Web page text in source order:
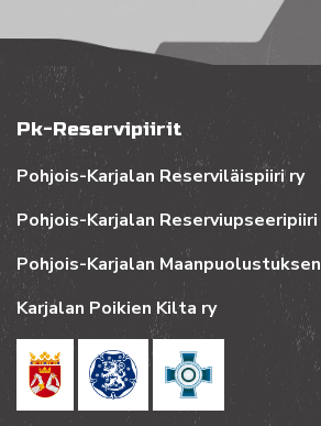
Pk-Reservipiirit
Pohjois-Karjalan Reserviläispiiri ry
Pohjois-Karjalan Reserviupseeripiiri
Pohjois-Karjalan
Karjalan Poikien Kilta ry